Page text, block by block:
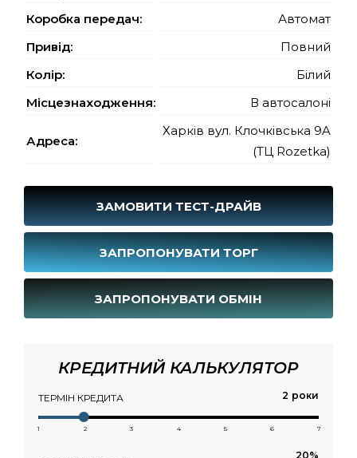
Коробка передач:
Автомат
Привід:
Повний
Колір:
Білий
Місцезнаходження:
В автосалоні
Адреса:
Харків вул. Клочківська 9A
(ТЦ Rozetka)
ЗАМОВИТИ ТЕСТ-ДРАЙВ
ЗАПРОПОНУВАТИ ТОРГ
ЗАПРОПОНУВАТИ ОБМІН
КРЕДИТНИЙ КАЛЬКУЛЯТОР
ТЕРМІН КРЕДИТА роки
1 2 3 4 5 6 7